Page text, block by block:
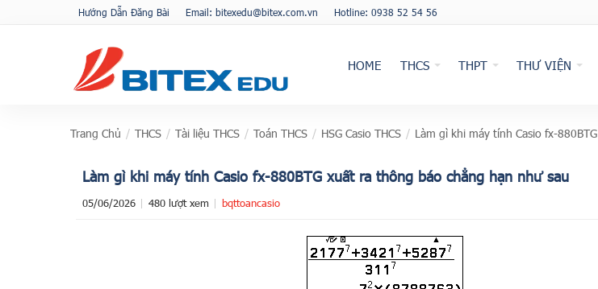
Hướng Dẫn Đăng Bài Email: bitexedu@bitex.com.vn Hotline: 0938 52 54 56
HOME THCS THPT THƯ VIỆN
Trang Chủ / THCS / Tài liệu THCS / Toán THCS / HSG Casio THCS / Làm gì khi máy tính Casio fx-
Làm gì khi máy tính Casio fx-880BTG xuất ra thông báo chẳng hạn như sau
05/06/2026 480 lượt xem bqttoancasio